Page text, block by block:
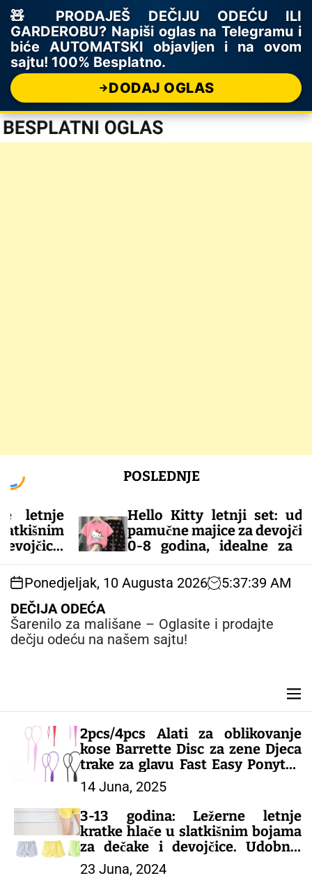
🧸 PRODAJEŠ DEČIJU ODEĆU ILI
GARDEROBU? Napiši oglas na Telegramu i
biće AUTOMATSKI objavljen i na ovom
sajtu! 100% Besplatno.
DODAJ OGLAS
o
POSLEDNJE
Hello Kitty letnji set: udobne
pamučne majice za devojčice od
0-8 godina, idealne za tople
dane!
– DEČIJA ODEĆA
Ponedjeljak, 10 Augusta 2026 5:37:40 AM
DEČIJA ODEĆA
Šarenilo za mališane – Oglasite i prodajte
dečju odeću na našem sajtu!
M
e
n
u
2pcs/4pcs Alati za oblikovanje
kose Barrette Disc za zene Djeca
trake za glavu Fast Easy Ponytail
Creator dodaci za kosu – DEČIJI
KOMPLETI
14 Juna, 2025
3-13 godina: Ležerne letnje
kratke hlače u slatkišnim bojama
za dečake i devojčice. Udobne,
šarene i savršene za tople dane!
23 Juna, 2024